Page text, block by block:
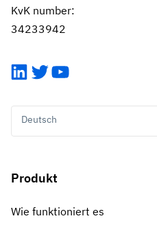
KvK number:
34233942
LinkedIn
TwitterYouTube
Deutsch
Produkt
Wie funktioniert es